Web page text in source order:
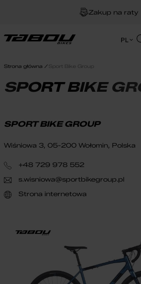
Zakup na raty
Dożywotnia gwarancja
PL
Strona główna Sport Bike Group
SPORT BIKE
SPORT BIKE GROUP
Wiśniowa 3, 05-200 Wołomin, Polska
+48 729 978 552
s.wisniowa@sportbikegroup.pl
Strona internetowa